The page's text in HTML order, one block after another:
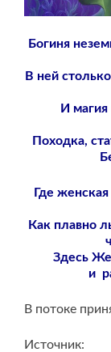
Богиня
В ней
И магия
Походка,
Где
Как плавно
Здесь
и
В потоке
Источник: